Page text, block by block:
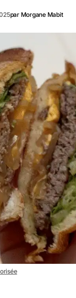
par Morgane Mabit